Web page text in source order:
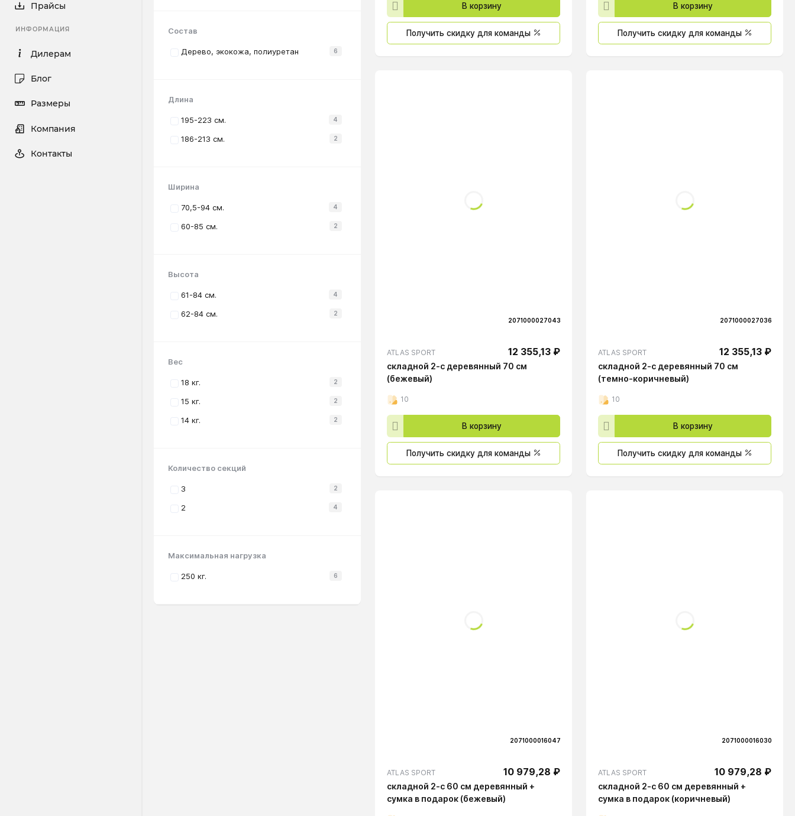
Прайсы
ИНФОРМАЦИЯ
Дилерам
Блог
Размеры
Компания
Контакты
Состав
Дерево, экокожа, полиуретан 6
Длина
195-223 см. 4
186-213 см. 2
Ширина
70,5-94 см. 4
60-85 см. 2
Высота
61-84 см. 4
62-84 см. 2
Вес
18 кг. 2
15 кг. 2
14 кг. 2
Количество секций
3 2
2 4
Максимальная нагрузка
250 кг. 6
В корзину
Получить скидку для команды
В корзину
Получить скидку для команды
2071000027043
ATLAS SPORT 12 355,13 ₽
складной 2-с деревянный 70 см
(бежевый)
10
В корзину
Получить скидку для команды
2071000027036
ATLAS SPORT 12 355,13 ₽
складной 2-с деревянный 70 см
(темно-коричневый)
10
В корзину
Получить скидку для команды
2071000016047
ATLAS SPORT 10 979,28 ₽
складной 2-с 60 см деревянный +
сумка в подарок (бежевый)
2071000016030
ATLAS SPORT 10 979,28 ₽
складной 2-с 60 см деревянный +
сумка в подарок (коричневый)